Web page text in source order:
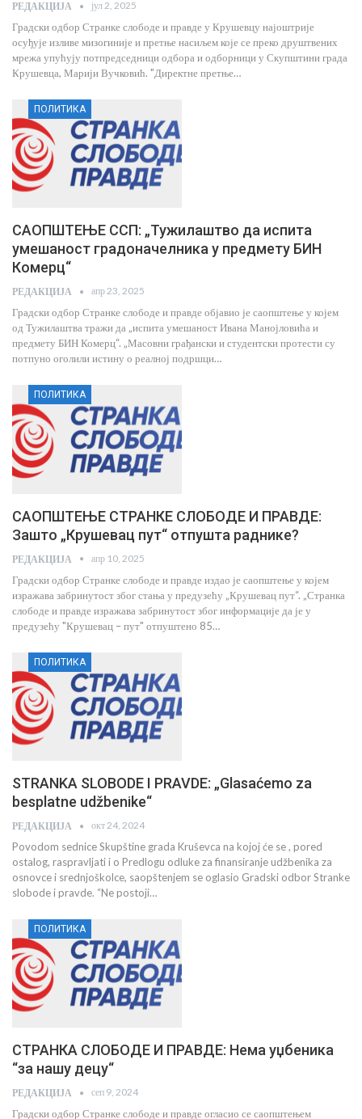
РЕДАКЦИЈА јул 2, 2025
Градски одбор Странке слободе и правде у Крушевцу најоштрије
осуђује изливе мизогиније и претње насиљем које се преко друштвених
мрежа упућују потпредседници одбора и одборници у Скупштини града
Крушевца, Марији Вучковић. "Директне претње…
ПОЛИТИКА
САОПШТЕЊЕ ССП: „Тужилаштво да испита
умешаност градоначелника у предмету БИН
Комерц“
РЕДАКЦИЈА апр 23, 2025
Градски одбор Странке слободе и правде објавио је саопштење у којем
од Тужилаштва тражи да „испита умешаност Ивана Манојловића и
предмету БИН Комерц“. „Масовни грађански и студентски протести су
потпуно оголили истину о реалној подршци…
ПОЛИТИКА
САОПШТЕЊЕ СТРАНКЕ СЛОБОДЕ И ПРАВДЕ:
Зашто „Крушевац пут“ отпушта раднике?
РЕДАКЦИЈА апр 10, 2025
Градски одбор Странке слободе и правде издао је саопштење у којем
изражава забринутост због стања у предузећу „Крушевац пут“. „Странка
слободе и правде изражава забринутост због информације да је у
предузећу "Крушевац – пут" отпуштено 85…
ПОЛИТИКА
STRANKA SLOBODE I PRAVDE: „Glasaćemo za
besplatne udžbenike“
РЕДАКЦИЈА окт 24, 2024
Povodom sednice Skupštine grada Kruševca na kojoj će se , pored
ostalog, raspravljati i o Predlogu odluke za finansiranje udžbenika za
osnovce i srednjoškolce, saopštenjem se oglasio Gradski odbor Stranke
slobode i pravde. “Ne postoji…
ПОЛИТИКА
СТРАНКА СЛОБОДЕ И ПРАВДЕ: Нема уџбеника
“за нашу децу“
РЕДАКЦИЈА сеп 9, 2024
Градски одбор Странке слободе и правде огласио се саопштењем